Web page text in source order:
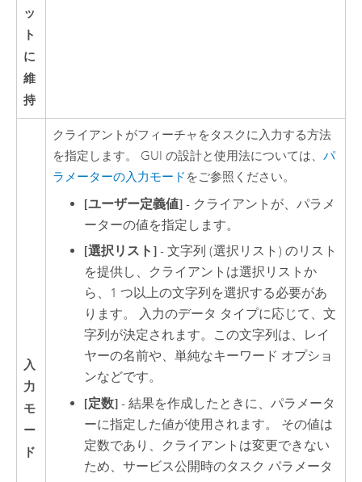
ッ
ト
に
維
持
入
力
モ
ー
ド
クライアントがフィーチャをタスクに入力する方法
を指定します。 GUI の設計と使用法については、パ
ラメーターの入力モード をご参照ください。
[ユーザー定義値] - クライアントが、パラメ
ーターの値を指定します。
[選択リスト] - 文字列 (選択リスト) のリスト
を提供し、クライアントは選択リストか
ら、1 つ以上の文字列を選択する必要があ
ります。 入力のデータ タイプに応じて、文
字列が決定されます。この文字列は、レイ
ヤーの名前や、単純なキーワード オプショ
ンなどです。
[定数] - 結果を作成したときに、パラメータ
ーに指定した値が使用されます。 その値は
定数であり、クライアントは変更できない
ため、サービス公開時のタスク パラメータ